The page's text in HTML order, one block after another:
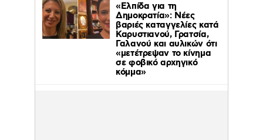
«Ελπίδα για τη
Δημοκρατία»: Νέες
βαριές καταγγελίες κατά
Καρυστιανού, Γρατσία,
Γαλανού και αυλικών ότι
«μετέτρεψαν το κίνημα
σε φοβικό αρχηγικό
κόμμα»